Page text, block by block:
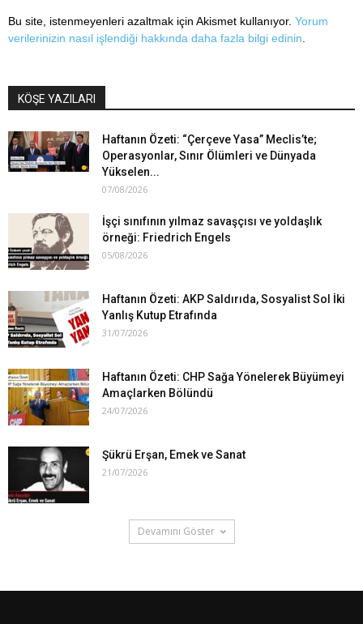
Bu site, istenmeyenleri azaltmak için Akismet kullanıyor. Yorum
verilerinizin nasıl işlendiği hakkında daha fazla bilgi edinin
KÖŞE YAZILARI
Haftanın Özeti: “Çerçeve Yasa” Meclis’te;
Operasyonlar, Sınır Ölümleri ve Dünyada
Yükselen...
07/08/2026
İşçi sınıfının yılmaz savaşçısı ve yoldaşlık
örneği: Friedrich Engels
05/08/2026
Haftanın Özeti: AKP Saldırıda, Sosyalist Sol İki
Yanlış Kutup Etrafında
31/07/2026
Haftanın Özeti: CHP Sağa Yönelerek Büyümeyi
Amaçlarken Bölündü
24/07/2026
Şükrü Erşan, Emek ve Sanat
21/07/2026
Devamını Göster